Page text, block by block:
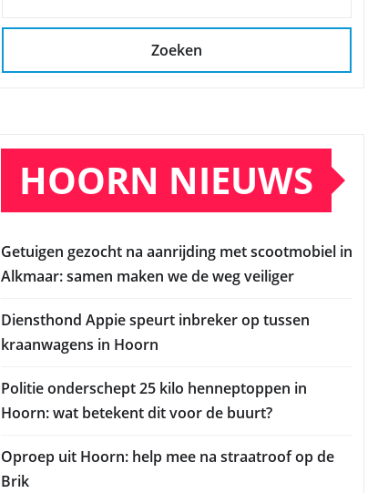
Zoeken
HOORN NIEUWS
Getuigen gezocht na aanrijding met scootmobiel in
Alkmaar: samen maken we de weg veiliger
Diensthond Appie speurt inbreker op tussen
kraanwagens in Hoorn
Politie onderschept 25 kilo henneptoppen in
Hoorn: wat betekent dit voor de buurt?
Oproep uit Hoorn: help mee na straatroof op de
Brik